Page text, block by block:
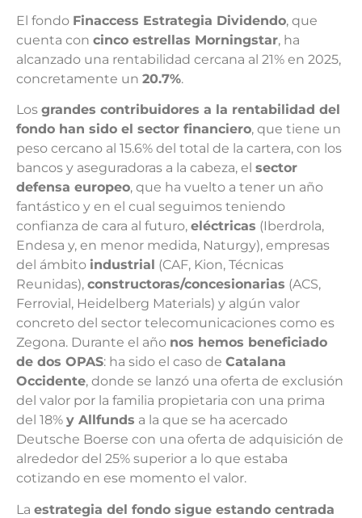
El fondo Finaccess Estrategia Dividendo, que
cuenta con cinco estrellas Morningstar, ha
alcanzado una rentabilidad cercana al 21% en 2025,
concretamente un 20.7%.
Los grandes contribuidores a la rentabilidad del
fondo han sido el sector financiero, que tiene un
peso cercano al 15.6% del total de la cartera, con los
bancos y aseguradoras a la cabeza, el sector
defensa europeo, que ha vuelto a tener un año
fantástico y en el cual seguimos teniendo
confianza de cara al futuro, eléctricas (Iberdrola,
Endesa y, en menor medida, Naturgy), empresas
del ámbito industrial (CAF, Kion, Técnicas
Reunidas), constructoras/concesionarias (ACS,
Ferrovial, Heidelberg Materials) y algún valor
concreto del sector telecomunicaciones como es
Zegona. Durante el año nos hemos beneficiado
de dos OPAS: ha sido el caso de Catalana
Occidente, donde se lanzó una oferta de exclusión
del valor por la familia propietaria con una prima
del 18% y Allfunds a la que se ha acercado
Deutsche Boerse con una oferta de adquisición de
alrededor del 25% superior a lo que estaba
cotizando en ese momento el valor.
La estrategia del fondo sigue estando centrada